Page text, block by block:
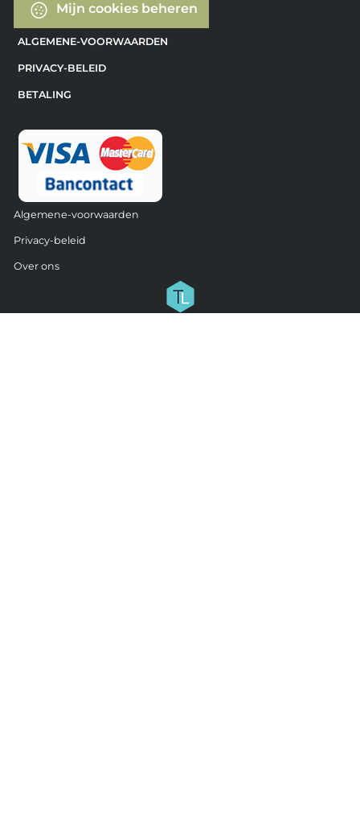
Mijn cookies beheren
ALGEMENE-VOORWAARDEN
PRIVACY-BELEID
BETALING
Algemene-voorwaarden
Privacy-beleid
Over ons